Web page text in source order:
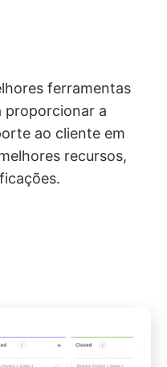
ferramentas
proporcionar a
ao cliente em
recursos,